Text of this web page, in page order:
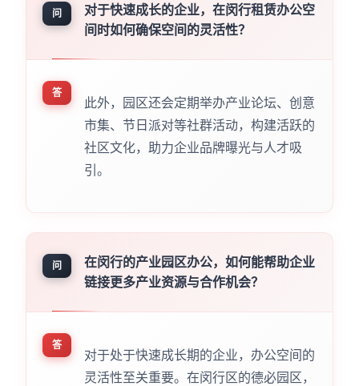
问
对于快速成长的企业，在闵行租赁办公空
间时如何确保空间的灵活性？
答
此外，园区还会定期举办产业论坛、创意
市集、节日派对等社群活动，构建活跃的
社区文化，助力企业品牌曝光与人才吸
引。
问
在闵行的产业园区办公，如何能帮助企业
链接更多产业资源与合作机会？
答
对于处于快速成长期的企业，办公空间的
灵活性至关重要。在闵行区的德必园区，